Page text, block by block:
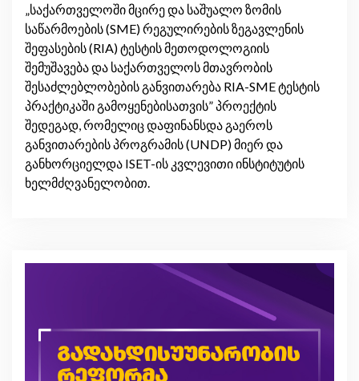
„საქართველოში მცირე და საშუალო ზომის
საწარმოების (SME) რეგულირების ზეგავლენის
შეფასების (RIA) ტესტის მეთოდოლოგიის
შემუშავება და საქართველოს მთავრობის
შესაძლებლობების განვითარება RIA-SME ტესტის
პრაქტიკაში გამოყენებისათვის” პროექტის
შედეგად, რომელიც დაფინანსდა გაეროს
განვითარების პროგრამის (UNDP) მიერ და
განხორციელდა ISET-ის კვლევითი ინსტიტუტის
ხელმძღვანელობით.